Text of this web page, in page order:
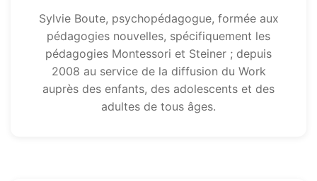
Sylvie Boute, psychopédagogue, formée aux
pédagogies nouvelles, spécifiquement les
pédagogies Montessori et Steiner ; depuis
2008 au service de la diffusion du Work
auprès des enfants, des adolescents et des
adultes de tous âges.